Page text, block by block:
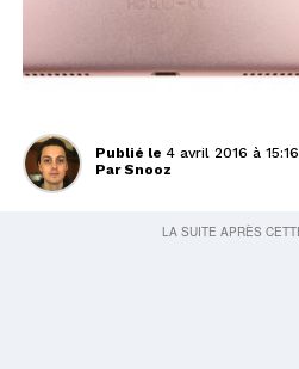
Publié le 4 avril 2016 à 15:16
Par Snooz